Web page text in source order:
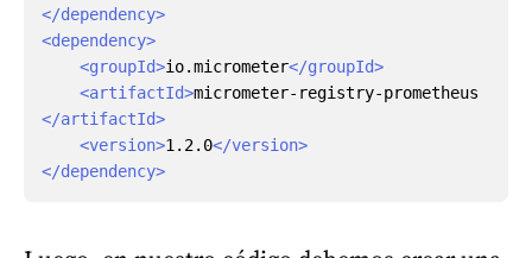
</dependency>
<dependency>
<groupId>io.micrometer</groupId>
<artifactId>micrometer-registry-prometheus
</artifactId>
<version>1.2.0</version>
</dependency>